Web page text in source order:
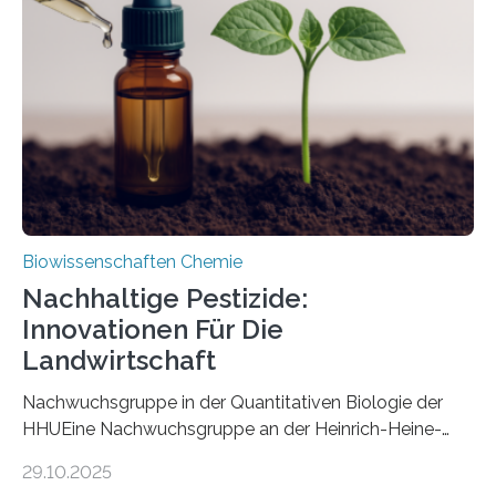
nun den Namen Cretosabethes primaevus. Dieser erste
fossile Nachweis einer Stechmückenlarve in Bernstein
stellt gleichzeitig den ersten Fossilfund einer
Mückenlarve aus dem Mesozoikum dar, denn…
Biowissenschaften Chemie
Nachhaltige Pestizide:
Innovationen Für Die
Landwirtschaft
Nachwuchsgruppe in der Quantitativen Biologie der
HHUEine Nachwuchsgruppe an der Heinrich-Heine-
fünf Jahren erforschen, wie Bakterien auf
29.10.2025